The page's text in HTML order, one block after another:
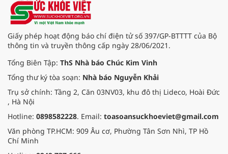
Giấy phép hoạt động báo chí điện tử số 397/GP-BTTTT của Bộ
thông tin và truyền thông cấp ngày 28/06/2021.
Tổng Biên Tập: ThS Nhà báo Chúc Kim Vinh
Tổng thư ký tòa soạn: Nhà báo Nguyễn Khải
Trụ sở chính: Tầng 2, Căn 03NV03, khu đô thị Lideco, Hoài Đức
, Hà Nội
Hotline: 0898582228. Email: toasoansuckhoeviet@gmail.com
Văn phòng TP.HCM: 909 Âu cơ, Phường Tân Sơn Nhì, TP Hồ
Chí Minh